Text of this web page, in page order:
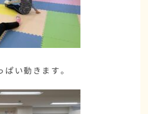
い動きます。